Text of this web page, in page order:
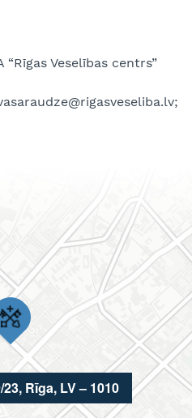
“Rīgas Veselības centrs”
Rīga, LV – 1010